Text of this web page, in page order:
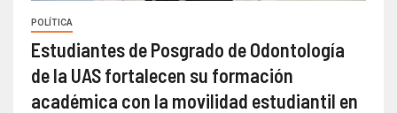
POLÍTICA
Estudiantes de Posgrado de Odontología
de la UAS fortalecen su formación
académica con la movilidad estudiantil en